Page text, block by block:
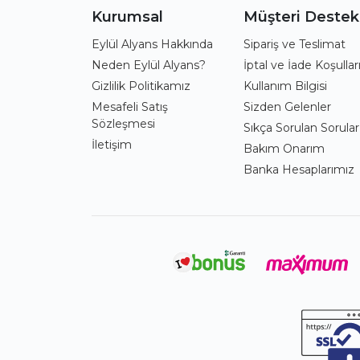
Kurumsal
Eylül Alyans Hakkında
Neden Eylül Alyans?
Gizlilik Politikamız
Mesafeli Satış
Sözleşmesi
İletişim
Müşteri Destek
Sipariş ve Teslimat
İptal ve İade
Kullanım Bilgisi
Sizden Gelenler
Sıkça Sorulan Sorular
Bakım Onarım
Banka Hesaplarımız